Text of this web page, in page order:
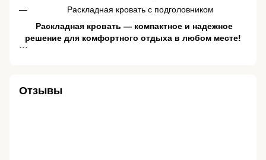
Раскладная кровать с подголовником
️ Раскладная кровать — компактное и надежное
решение для комфортного отдыха в любом месте!
```
Отзывы